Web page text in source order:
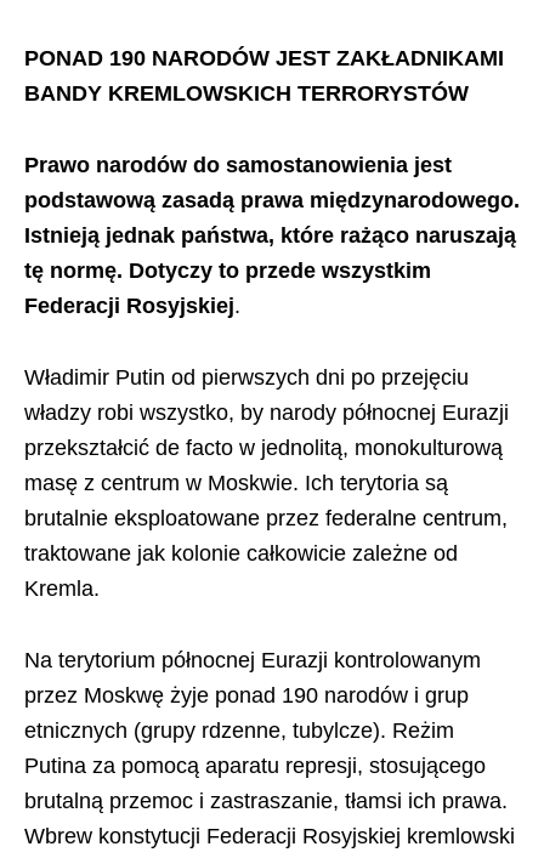
PONAD 190 NARODÓW JEST ZAKŁADNIKAMI
BANDY KREMLOWSKICH TERRORYSTÓW
Prawo narodów do samostanowienia jest
podstawową zasadą prawa międzynarodowego.
Istnieją jednak państwa, które rażąco naruszają
tę normę. Dotyczy to przede wszystkim
Federacji Rosyjskiej.
Władimir Putin od pierwszych dni po przejęciu
władzy robi wszystko, by narody północnej Eurazji
przekształcić de facto w jednolitą, monokulturową
masę z centrum w Moskwie. Ich terytoria są
brutalnie eksploatowane przez federalne centrum,
traktowane jak kolonie całkowicie zależne od
Kremla.
Na terytorium północnej Eurazji kontrolowanym
przez Moskwę żyje ponad 190 narodów i grup
etnicznych (grupy rdzenne, tubylcze). Reżim
Putina za pomocą aparatu represji, stosującego
brutalną przemoc i zastraszanie, tłamsi ich prawa.
Wbrew konstytucji Federacji Rosyjskiej kremlowski